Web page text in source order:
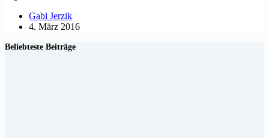
Gabi Jerzik
4. März 2016
Beliebteste Beiträge